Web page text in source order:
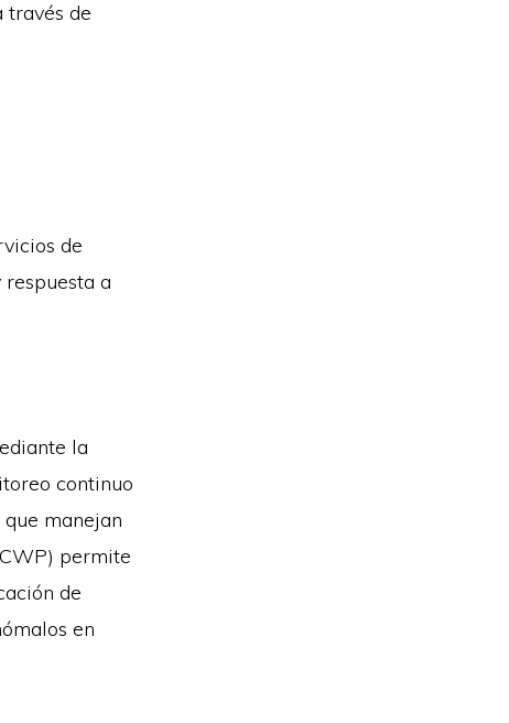
través de
de
a
la
continuo
manejan
permite
de
en